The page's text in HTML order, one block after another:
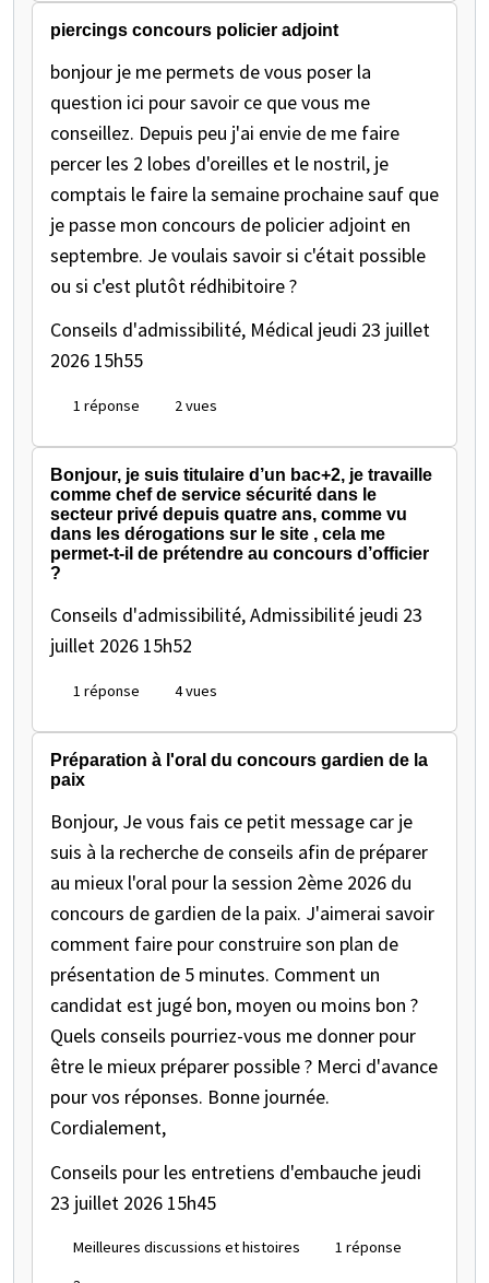
piercings concours policier adjoint
bonjour je me permets de vous poser la
question ici pour savoir ce que vous me
conseillez. Depuis peu j'ai envie de me faire
percer les 2 lobes d'oreilles et le nostril, je
comptais le faire la semaine prochaine sauf que
je passe mon concours de policier adjoint en
septembre. Je voulais savoir si c'était possible
ou si c'est plutôt rédhibitoire ?
Conseils d'admissibilité, Médical jeudi 23 juillet
2026 15h55
1 réponse 2 vues
Bonjour, je suis titulaire d’un bac+2, je travaille
comme chef de service sécurité dans le
secteur privé depuis quatre ans, comme vu
dans les dérogations sur le site , cela me
permet-t-il de prétendre au concours d’officier
?
Conseils d'admissibilité, Admissibilité jeudi 23
juillet 2026 15h52
1 réponse 4 vues
Préparation à l'oral du concours gardien de la
paix
Bonjour, Je vous fais ce petit message car je
suis à la recherche de conseils afin de préparer
au mieux l'oral pour la session 2ème 2026 du
concours de gardien de la paix. J'aimerai savoir
comment faire pour construire son plan de
présentation de 5 minutes. Comment un
candidat est jugé bon, moyen ou moins bon ?
Quels conseils pourriez-vous me donner pour
être le mieux préparer possible ? Merci d'avance
pour vos réponses. Bonne journée.
Cordialement,
Conseils pour les entretiens d'embauche jeudi
23 juillet 2026 15h45
Meilleures discussions et histoires
1 réponse